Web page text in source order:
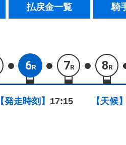
払戻金一覧 騎
6R 7R 8R
【発走時刻】 17:15 【天候】